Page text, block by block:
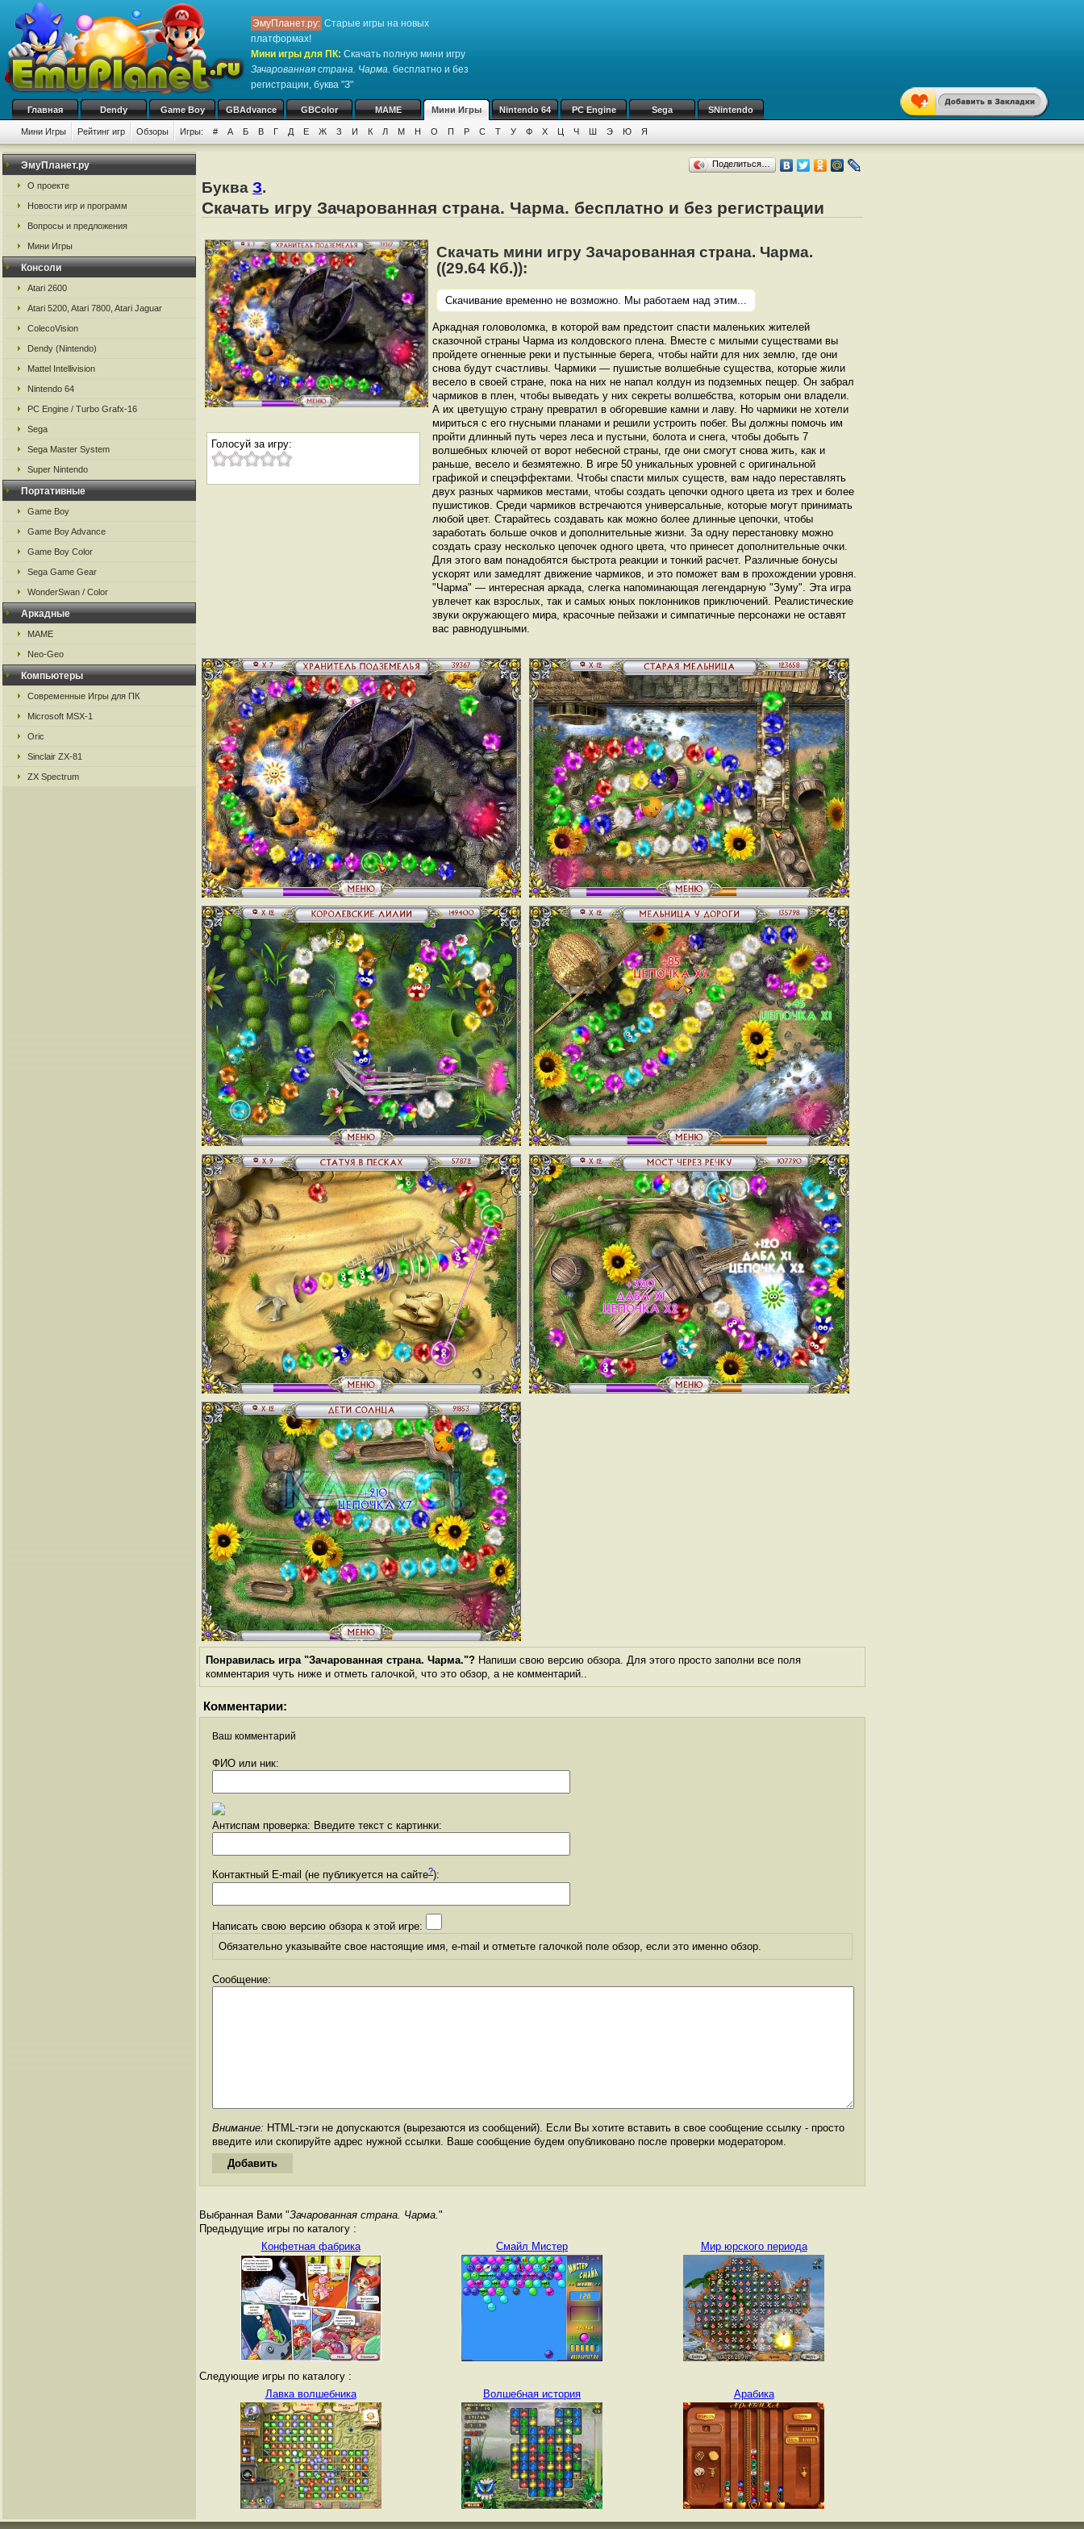
ЭмуПланет.ру: Старые игры на новых
платформах!
Мини игры для ПК: Скачать полную мини игру
Зачарованная страна. Чарма. бесплатно и без
регистрации, буква "З"
Главная Dendy Game Boy GBAdvance GBColor MAME Мини Игры Nintendo 64 PC Engine Sega SNintendo
Мини Игры Рейтинг игр Обзоры Игры: # А Б В Г Д Е Ж З И К Л М Н О П Р С Т У Ф Х Ц Ч Ш Э Ю Я
ЭмуПланет.ру
О проекте
Новости игр и программ
Вопросы и предложения
Мини Игры
Консоли
Atari 2600
Atari 5200, Atari 7800, Atari Jaguar
ColecoVision
Dendy (Nintendo)
Mattel Intellivision
Nintendo 64
PC Engine / Turbo Grafx-16
Sega
Sega Master System
Super Nintendo
Портативные
Game Boy
Game Boy Advance
Game Boy Color
Sega Game Gear
WonderSwan / Color
Аркадные
MAME
Neo-Geo
Компьютеры
Современные Игры для ПК
Microsoft MSX-1
Oric
Sinclair ZX-81
ZX Spectrum
Поделиться…
Буква З.
Скачать игру Зачарованная страна. Чарма. бесплатно и без регистрации
Голосуй за игру:
Скачать мини игру Зачарованная страна. Чарма.
((29.64 Кб.)):
Скачивание временно не возможно. Мы работаем над этим...
Аркадная головоломка, в которой вам предстоит спасти маленьких жителей
сказочной страны Чарма из колдовского плена. Вместе с милыми существами вы
пройдете огненные реки и пустынные берега, чтобы найти для них землю, где они
снова будут счастливы. Чармики — пушистые волшебные существа, которые жили
весело в своей стране, пока на них не напал колдун из подземных пещер. Он забрал
чармиков в плен, чтобы выведать у них секреты волшебства, которым они владели.
А их цветущую страну превратил в обгоревшие камни и лаву. Но чармики не хотели
мириться с его гнусными планами и решили устроить побег. Вы должны помочь им
пройти длинный путь через леса и пустыни, болота и снега, чтобы добыть 7
волшебных ключей от ворот небесной страны, где они смогут снова жить, как и
раньше, весело и безмятежно. В игре 50 уникальных уровней с оригинальной
графикой и спецэффектами. Чтобы спасти милых существ, вам надо переставлять
двух разных чармиков местами, чтобы создать цепочки одного цвета из трех и более
пушистиков. Среди чармиков встречаются универсальные, которые могут принимать
любой цвет. Старайтесь создавать как можно более длинные цепочки, чтобы
заработать больше очков и дополнительные жизни. За одну перестановку можно
создать сразу несколько цепочек одного цвета, что принесет дополнительные очки.
Для этого вам понадобятся быстрота реакции и тонкий расчет. Различные бонусы
ускорят или замедлят движение чармиков, и это поможет вам в прохождении уровня.
"Чарма" — интересная аркада, слегка напоминающая легендарную "Зуму". Эта игра
увлечет как взрослых, так и самых юных поклонников приключений. Реалистические
звуки окружающего мира, красочные пейзажи и симпатичные персонажи не оставят
вас равнодушными.
Понравилась игра "Зачарованная страна. Чарма."? Напиши свою версию обзора. Для этого просто заполни все поля
комментария чуть ниже и отметь галочкой, что это обзор, а не комментарий..
Комментарии:
Ваш комментарий
ФИО или ник:
Антиспам проверка: Введите текст с картинки:
Контактный E-mail (не публикуется на сайте?):
Написать свою версию обзора к этой игре:
Обязательно указывайте свое настоящие имя, e-mail и отметьте галочкой поле обзор, если это именно обзор.
Сообщение:
Внимание: HTML-тэги не допускаются (вырезаются из сообщений). Если Вы хотите вставить в свое сообщение ссылку - просто
введите или скопируйте адрес нужной ссылки. Ваше сообщение будем опубликовано после проверки модератором.
Выбранная Вами "Зачарованная страна. Чарма."
Предыдущие игры по каталогу :
Конфетная фабрика
Смайл Мистер Мир юрского периода
Следующие игры по каталогу :
Лавка волшебника
Волшебная история Арабика